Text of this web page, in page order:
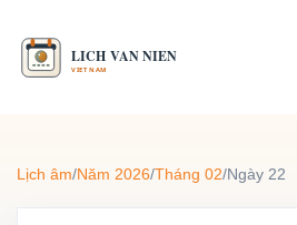
Lịch âm/Năm 2026/Tháng 02/Ngày 22